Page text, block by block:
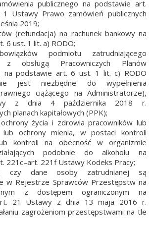
publicznego na podstawie art.
Ustawy Prawo zamówień publicznych
2019;
(refundacja) na rachunek bankowy na
6 ust. 1 lit. a) RODO;
podmiotu zatrudniającego
z obsługą Pracowniczych Planów
na podstawie art. 6 ust. 1 lit. c) RODO
jest niezbędne do wypełnienia
ciążącego na Administratorze),
z dnia 4 października 2018 r.
planach kapitałowych (PPK);
życia i zdrowia pracowników lub
lub ochrony mienia, w postaci kontroli
kontroli na obecność w organizmie
podobnie do alkoholu na
221c–art. 221f Ustawy Kodeks Pracy;
czy dane osoby zatrudnianej są
w Rejestrze Sprawców Przestępstw na
z dostępem ograniczonym na
21 Ustawy z dnia 13 maja 2016 r.
zagrożeniom przestępstwami na tle